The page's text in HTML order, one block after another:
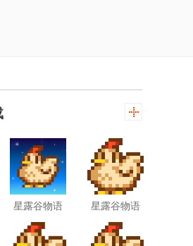
星露谷物语
原版最新版
(stardewvalley)
星露谷物语
枫姨美化版
免谷歌版